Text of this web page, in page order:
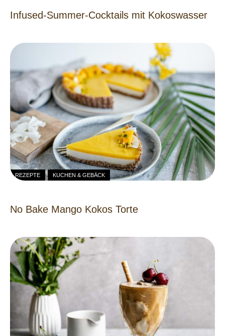
Infused-Summer-Cocktails mit Kokoswasser
REZEPTE KUCHEN & GEBÄCK
No Bake Mango Kokos Torte